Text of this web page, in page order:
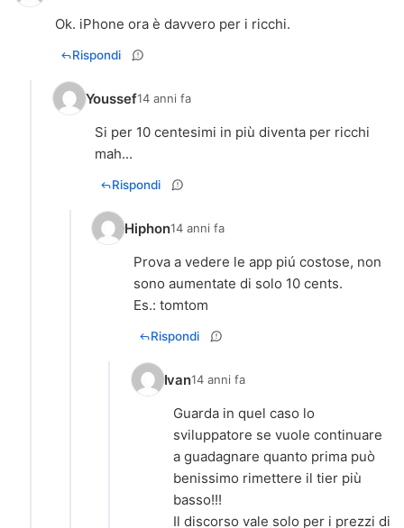
Ok. iPhone ora è davvero per i ricchi.
Rispondi
Youssef14 anni fa
Si per 10 centesimi in più diventa per ricchi
mah...
Rispondi
Hiphon14 anni fa
Prova a vedere le app piú costose, non
sono aumentate di solo 10 cents.
Es.: tomtom
Rispondi
Ivan14 anni fa
Guarda in quel caso lo
sviluppatore se vuole continuare
a guadagnare quanto prima può
benissimo rimettere il tier più
basso!!!
Il discorso vale solo per i prezzi di